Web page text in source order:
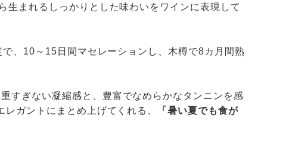
まれるしっかりとした味わいをワインに表現して
、10～15日間マセレーションし、木樽で8カ月間熟
すぎない凝縮感と、豊富でなめらかなタンニンを感
ガントにまとめ上げてくれる、
「暑い夏でも食が